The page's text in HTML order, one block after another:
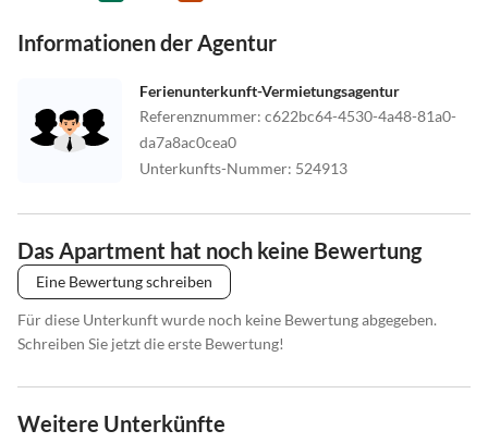
Informationen der Agentur
Ferienunterkunft-Vermietungsagentur
Referenznummer: c622bc64-4530-4a48-81a0-
da7a8ac0cea0
Unterkunfts-Nummer: 524913
Das Apartment hat noch keine Bewertung
Eine Bewertung schreiben
Für diese Unterkunft wurde noch keine Bewertung abgegeben.
Schreiben Sie jetzt die erste Bewertung!
Weitere Unterkünfte